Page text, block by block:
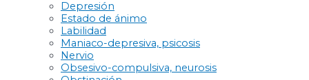
Depresión
Estado de ánimo
Labilidad
Maniaco-depresiva, psicosis
Nervio
Obsesivo-compulsiva, neurosis